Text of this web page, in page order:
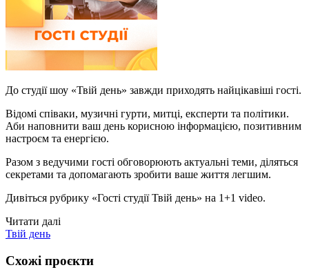
До студії шоу «Твій день» завжди приходять найцікавіші гості.
Відомі співаки, музичні гурти, митці, експерти та політики.
Аби наповнити ваш день корисною інформацією, позитивним
настроєм та енергією.
Разом з ведучими гості обговорюють актуальні теми, діляться
секретами та допомагають зробити ваше життя легшим.
Дивіться рубрику «Гості студії Твій день» на 1+1 video.
Читати далі
Твій день
Схожі проєкти